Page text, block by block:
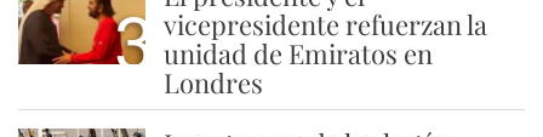
3 vicepresidente refuerzan la
unidad de Emiratos en
Londres